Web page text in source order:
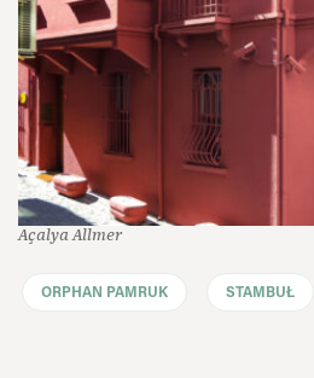
Açalya Allmer
ORPHAN PAMRUK STAMBUŁ